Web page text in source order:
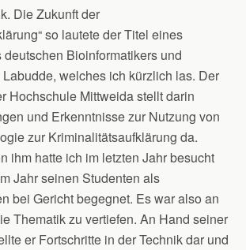
Die Zukunft der
so lautete der Titel eines
Bioinformatikers und
welches ich kürzlich las. Der
Hochschule Mittweida stellt darin
und Erkenntnisse zur Nutzung von
zur Kriminalitätsaufklärung da.
ihm hatte ich im letzten Jahr besucht
Jahr seinen Studenten als
bei Gericht begegnet. Es war also an
Thematik zu vertiefen. An Hand seiner
er Fortschritte in der Technik dar und